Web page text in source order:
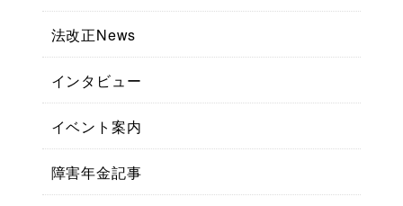
法改正News
インタビュー
イベント案内
障害年金記事